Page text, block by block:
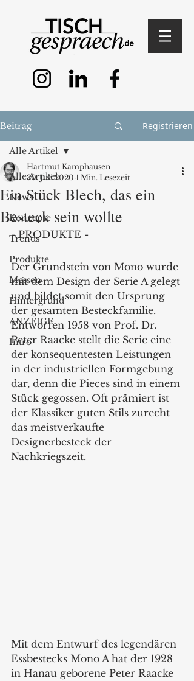
Beitrag Registrieren
Alle Artikel
News
Konzepte
Trends
Produkte
Messen
Hintergrund
ANZEIGE
Intro
Alle Artikel
Ein Stück Blech, das ein
Besteck sein wollte
Hartmut Kamphausen
30. Juli 2020 1 Min. Lesezeit
- PRODUKTE -
Der Grundstein von Mono wurde
mit dem Design der Serie A gelegt
und bildet somit den Ursprung
der gesamten Besteckfamilie.
Entworfen 1958 von Prof. Dr.
Peter Raacke stellt die Serie eine
der konsequentesten Leistungen
in der industriellen Formgebung
dar, denn die Pieces sind in einem
Stück gegossen. Oft prämiert ist
der Klassiker guten Stils zurecht
das meistverkaufte
Designerbesteck der
Nachkriegszeit.
Mit dem Entwurf des legendären
Essbestecks Mono A hat der 1928
in Hanau geborene Peter Raacke